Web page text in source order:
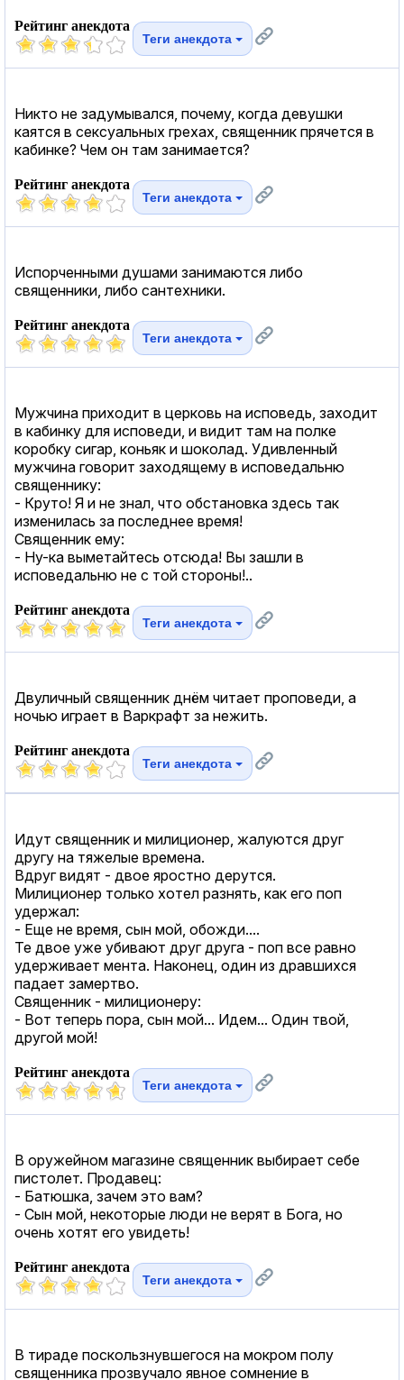
Рейтинг анекдота
Теги анекдота
Никто не задумывался, почему, когда девушки
каятся в сексуальных грехах, священник прячется в
кабинке? Чем он там занимается?
Рейтинг анекдота
Теги анекдота
Испорченными душами занимаются либо
священники, либо сантехники.
Рейтинг анекдота
Теги анекдота
Мужчина приходит в церковь на исповедь, заходит
в кабинку для исповеди, и видит там на полке
коробку сигар, коньяк и шоколад. Удивленный
мужчина говорит заходящему в исповедальню
священнику:
- Круто! Я и не знал, что обстановка здесь так
изменилась за последнее время!
Священник ему:
- Ну-ка выметайтесь отсюда! Вы зашли в
исповедальню не с той стороны!..
Рейтинг анекдота
Теги анекдота
Двуличный священник днём читает проповеди, а
ночью играет в Варкрафт за нежить.
Рейтинг анекдота
Теги анекдота
Идут священник и милиционер, жалуются друг
другу на тяжелые времена.
Вдруг видят - двое яростно дерутся.
Милиционер только хотел разнять, как его поп
удержал:
- Еще не время, сын мой, обожди....
Те двое уже убивают друг друга - поп все равно
удерживает мента. Наконец, один из дравшихся
падает замертво.
Священник - милиционеру:
- Вот теперь пора, сын мой... Идем... Один твой,
другой мой!
Рейтинг анекдота
Теги анекдота
В оружейном магазине священник выбирает себе
пистолет. Продавец:
- Батюшка, зачем это вам?
- Сын мой, некоторые люди не верят в Бога, но
очень хотят его увидеть!
Рейтинг анекдота
Теги анекдота
В тираде поскользнувшегося на мокром полу
священника прозвучало явное сомнение в